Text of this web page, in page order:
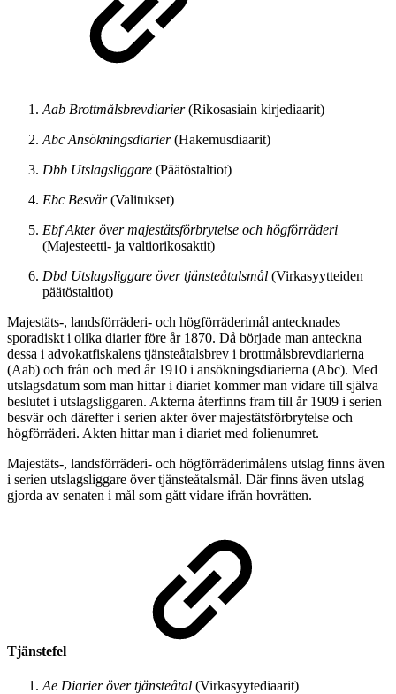
Aab Brottmålsbrevdiarier(Rikosasiain kirjediaarit)
Abc Ansökningsdiarier(Hakemusdiaarit)
Dbb Utslagsliggare (Päätöstaltiot)
Ebc Besvär(Valitukset)
Ebf Akter över majestätsförbrytelse och högförräderi
(Majesteetti- ja valtiorikosaktit)
Dbd Utslagsliggare över tjänsteåtalsmål (Virkasyytteiden
päätöstaltiot)
Majestäts-, landsförräderi- och högförräderimål antecknades
sporadiskt i olika diarier före år 1870. Då började man anteckna
dessa i advokatfiskalens tjänsteåtalsbrev i brottmålsbrevdiarierna
(Aab) och från och med år 1910 i ansökningsdiarierna (Abc). Med
utslagsdatum som man hittar i diariet kommer man vidare till själva
beslutet i utslagsliggaren. Akterna återfinns fram till år 1909 i serien
besvär och därefter i serien akter över majestätsförbrytelse och
högförräderi. Akten hittar man i diariet med folienumret.
Majestäts-, landsförräderi- och högförräderimålens utslag finns även
i serien utslagsliggare över tjänsteåtalsmål. Där finns även utslag
gjorda av senaten i mål som gått vidare ifrån hovrätten.
Tjänstefel
Ae Diarier över tjänsteåtal (Virkasyytediaarit)